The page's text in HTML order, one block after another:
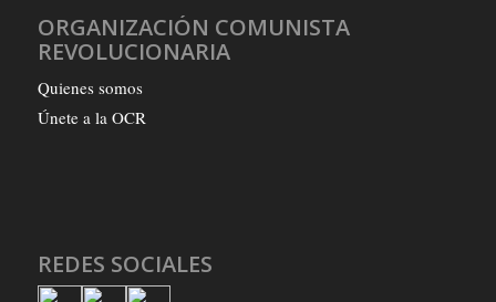
ORGANIZACIÓN COMUNISTA
REVOLUCIONARIA
Quienes somos
Únete a la OCR
REDES SOCIALES